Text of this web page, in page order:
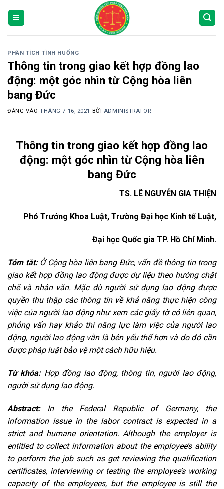
PHÂN TÍCH TÌNH HUỐNG
Thông tin trong giao kết hợp đồng lao
động: một góc nhìn từ Cộng hòa liên
bang Đức
ĐĂNG VÀOTHÁNG 7 16, 2021 BỞI ADMINISTRATOR
Thông tin trong giao kết hợp đồng lao
động: một góc nhìn từ Cộng hòa liên
bang Đức
TS. LÊ NGUYỄN GIA THIỆN
Phó Trưởng Khoa Luật, Trường Đại học Kinh tế Luật,
Đại học Quốc gia TP. Hồ Chí Minh.
Tóm tắt: Ở Cộng hòa liên bang Đức, vấn đề thông tin trong
giao kết hợp đồng lao động được dự liệu theo hướng chặt
chẽ và nhân văn. Mặc dù người sử dụng lao động được
quyền thu thập các thông tin về khả năng thực hiện công
việc của người lao động như xem các giấy tờ có liên quan,
phỏng vấn hay khảo thí năng lực làm việc của người lao
động, người lao động vẫn là bên yếu thế hơn và do đó cần
được pháp luật bảo vệ một cách hữu hiệu.
Từ khóa:Hợp đồng lao động, thông tin, người lao động,
người sử dụng lao động.
Abstract:In the Federal Republic of Germany, the
information issue in the labor contract is expected in a
strict and humane orientation. Although the employer is
entitled to collect information about the employee’s ability
to perform the job such as get reviewing the qualification
certificates, interviewing or testing the employee’s working
capacity of the employees, but the employee is still the